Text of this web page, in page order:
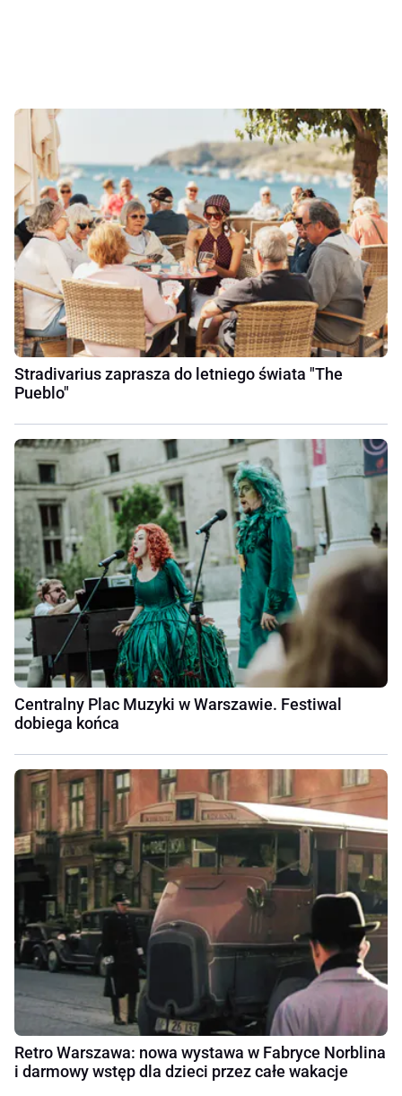
Stradivarius zaprasza do letniego świata "The
Pueblo"
Centralny Plac Muzyki w Warszawie. Festiwal
dobiega końca
Retro Warszawa: nowa wystawa w Fabryce Norblina
i darmowy wstęp dla dzieci przez całe wakacje